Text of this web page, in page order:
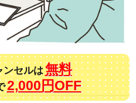
ンセルは 無料
2,000円OFF